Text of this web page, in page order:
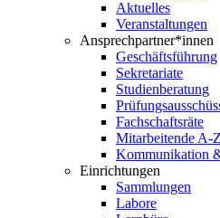
Aktuelles
Veranstaltungen
Ansprechpartner*innen
Geschäftsführung
Sekretariate
Studienberatung
Fachschaftsräte
Mitarbeitende A-Z
Kommunikation
Einrichtungen
Sammlungen
Labore